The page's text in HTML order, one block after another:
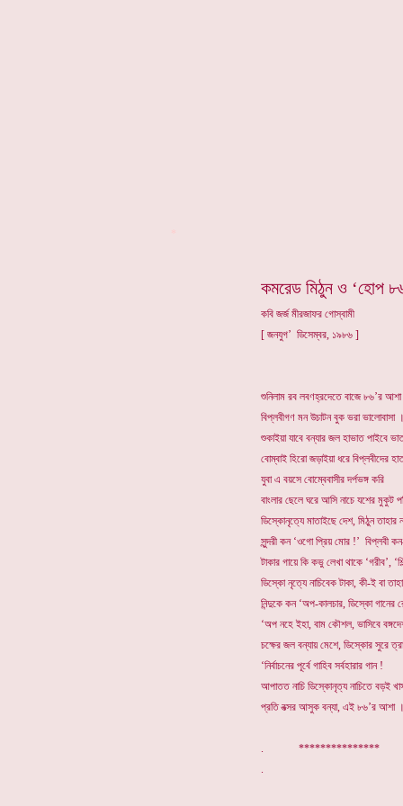
কমরেড মিঠুন ও ‘হোপ
কবি জর্জ মীরজাফর গোস্বামী
[ জনযুগ’ ডিসেম্বর, ১৯৮৬ ]
শুনিলাম রব লবণহ্রদেতে বাজে ৮৬’র আশা
বিপ্লবীগণ মন উচাটন বুক ভরা ভালোবাসা
শুকাইয়া যাবে বন্যার জল হাভাত পাইবে
বোম্বাই হিরো জড়াইয়া ধরে বিপ্লবীদের
যুবা এ বয়সে বোম্বেবাসীর দর্পভঙ্গ করি
বাংলার ছেলে ঘরে আসি নাচে যশের মুকুট
ডিস্কোনৃত্যে মাতাইছে দেশ, মিঠুন
সুন্দরী কন ‘ওগো প্রিয় মোর !’ বিপ্লবী
টাকার গায়ে কি কভু লেখা থাকে ‘গরীব’,
ডিস্কো নৃত্যে নাচিবেক টাকা, কী-ই বা
নিন্দুকে কন ‘অপ-কালচার, ডিস্কো গানের
‘অপ নহে ইহা, বাম কৌশল, ভাসিবে
চক্ষের জল বন্যায় মেশে, ডিস্কোর সুরে
‘নির্বাচনের পূর্বে গাহিব সর্বহারার গান !
আপাতত নাচি ডিস্কোনৃত্য নাচিতে বড়ই
প্রতি বত্সর আসুক বন্যা, এই ৮৬’র আশা
.